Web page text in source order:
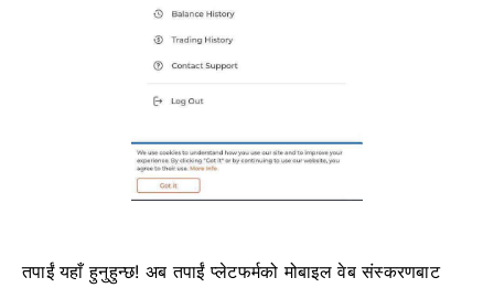
तपाईं यहाँ हुनुहुन्छ! अब तपाईं प्लेटफर्मको मोबाइल वेब संस्करणबाट